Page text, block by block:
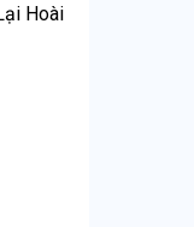
Hoài